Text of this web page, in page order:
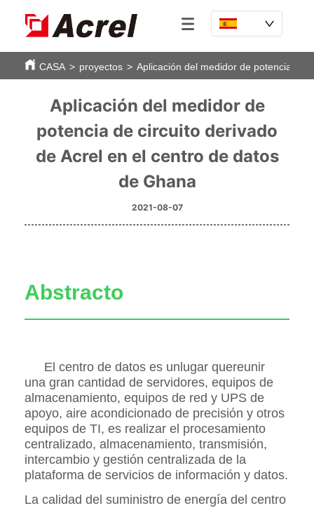
CASA > proyectos > Aplicación del medidor de potencia de
Aplicación del medidor de
potencia de circuito derivado
de Acrel en el centro de datos
de Ghana
2021-08-07